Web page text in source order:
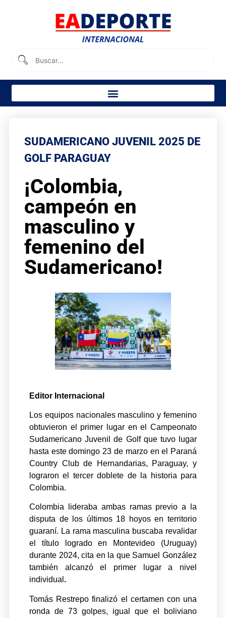
SUDAMERICANO JUVENIL 2025 DE
GOLF PARAGUAY
¡Colombia,
campeón en
masculino y
femenino del
Sudamericano!
Editor Internacional
Los equipos nacionales masculino y femenino
obtuvieron el primer lugar en el Campeonato
Sudamericano Juvenil de Golf que tuvo lugar
hasta este domingo 23 de marzo en el Paraná
Country Club de Hernandarias, Paraguay, y
lograron el tercer doblete de la historia para
Colombia.
Colombia lideraba ambas ramas previo a la
disputa de los últimos 18 hoyos en territorio
guaraní. La rama masculina buscaba revalidar
el título logrado en Montevideo (Uruguay)
durante 2024, cita en la que Samuel González
también alcanzó el primer lugar a nivel
individual .
Tomás Restrepo finalizó el certamen con una
ronda de 73 golpes, igual que el boliviano